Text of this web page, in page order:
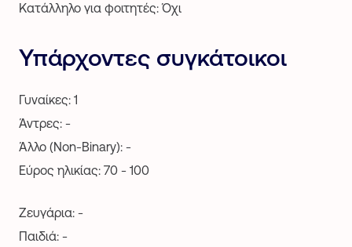
Κατάλληλο για φοιτητές: Όχι
Υπάρχοντες συγκάτοικοι
Γυναίκες: 1
Άντρες: -
Άλλο (Non-Binary): -
Εύρος ηλικίας: 70 - 100
Ζευγάρια: -
Παιδιά: -